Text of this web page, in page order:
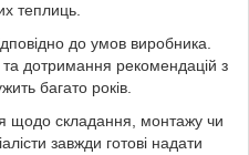
теплиць.
до умов виробника.
дотримання рекомендацій з
багато років.
щодо складання, монтажу чи
завжди готові надати